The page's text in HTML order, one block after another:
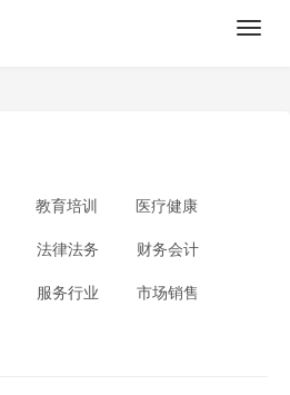
教育培训 医疗健康
法律法务 财务会计
服务行业 市场销售